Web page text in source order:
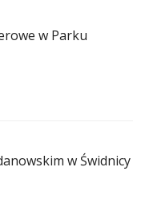
w Parku
w Świdnicy